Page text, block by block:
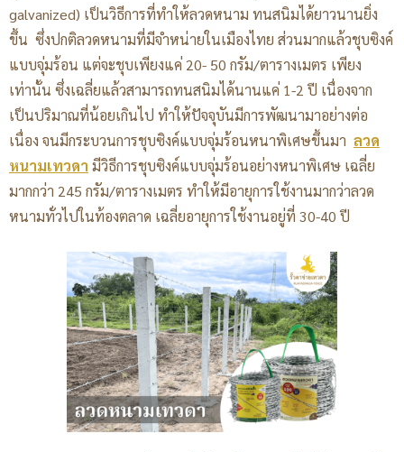
galvanized) เป็นวิธีการที่ทำให้ลวดหนาม ทนสนิมได้ยาวนานยิ่ง
ขึ้น ซึ่งปกติลวดหนามที่มีจำหน่ายในเมืองไทย ส่วนมากแล้วชุบซิงค์
แบบจุ่มร้อน แต่จะชุบเพียงแค่ 20- 50 กรัม/ตารางเมตร เพียง
เท่านั้น ซึ่งเฉลี่ยแล้วสามารถทนสนิมได้นานแค่ 1-2 ปี เนื่องจาก
เป็นปริมาณที่น้อยเกินไป ทำให้ปัจจุบันมีการพัฒนามาอย่างต่อ
เนื่อง จนมีกระบวนการชุบซิงค์แบบจุ่มร้อนหนาพิเศษขึ้นมา ลวด
หนามเทวดา มีวิธีการชุบซิงค์แบบจุ่มร้อนอย่างหนาพิเศษ เฉลี่ย
มากกว่า 245 กรัม/ตารางเมตร ทำให้มีอายุการใช้งานมากว่าลวด
หนามทั่วไปในท้องตลาด เฉลี่ยอายุการใช้งานอยู่ที่ 30-40 ปี